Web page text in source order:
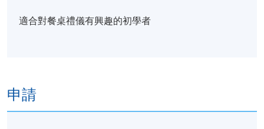
適合對餐桌禮儀有興趣的初學者
申請